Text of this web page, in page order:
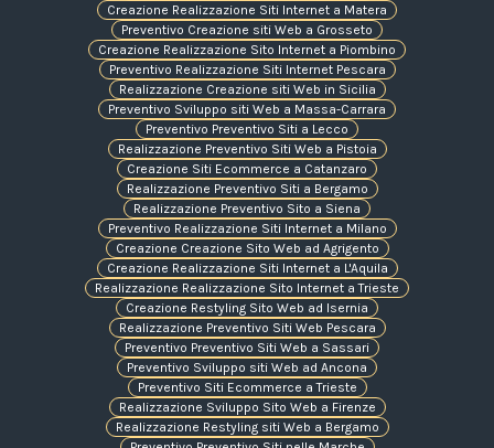
Creazione Realizzazione Siti Internet a Matera
Preventivo Creazione siti Web a Grosseto
Creazione Realizzazione Sito Internet a Piombino
Preventivo Realizzazione Siti Internet Pescara
Realizzazione Creazione siti Web in Sicilia
Preventivo Sviluppo siti Web a Massa-Carrara
Preventivo Preventivo Siti a Lecco
Realizzazione Preventivo Siti Web a Pistoia
Creazione Siti Ecommerce a Catanzaro
Realizzazione Preventivo Siti a Bergamo
Realizzazione Preventivo Sito a Siena
Preventivo Realizzazione Siti Internet a Milano
Creazione Creazione Sito Web ad Agrigento
Creazione Realizzazione Siti Internet a L'Aquila
Realizzazione Realizzazione Sito Internet a Trieste
Creazione Restyling Sito Web ad Isernia
Realizzazione Preventivo Siti Web Pescara
Preventivo Preventivo Siti Web a Sassari
Preventivo Sviluppo siti Web ad Ancona
Preventivo Siti Ecommerce a Trieste
Realizzazione Sviluppo Sito Web a Firenze
Realizzazione Restyling siti Web a Bergamo